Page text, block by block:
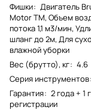
Фишки: Двигатель
Motor TM, Объем
потока 1,1 м3/мин,
шланг до 2м, Для
влажной уборки
Вес (брутто), кг: 4.6
Серия инструментов:
Гарантия: 2 года + 1
регистрации